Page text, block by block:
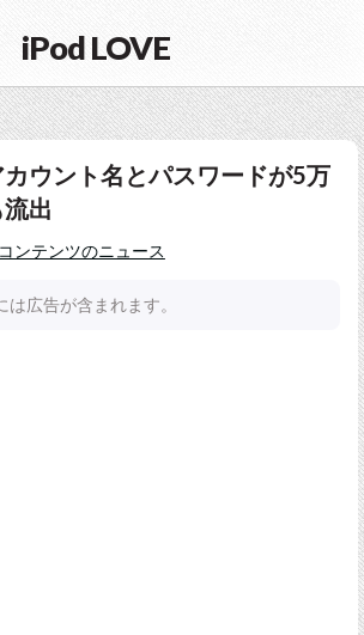
iPod LOVE
ウント名とパスワードが5万
出
コンテンツのニュース
広告が含まれます。